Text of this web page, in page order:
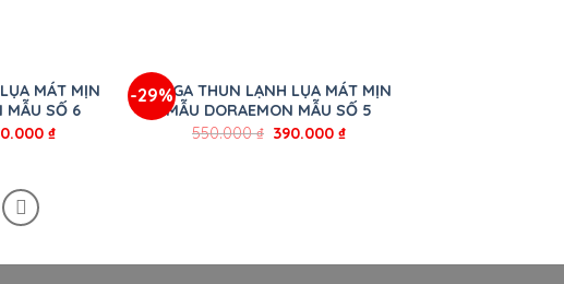
MÁT MỊN
MẪU SỐ 6
₫
-29%
BỘ GA THUN LẠNH LỤA MÁT MỊN
MẪU DORAEMON MẪU SỐ 5
550.000₫ 390.000₫